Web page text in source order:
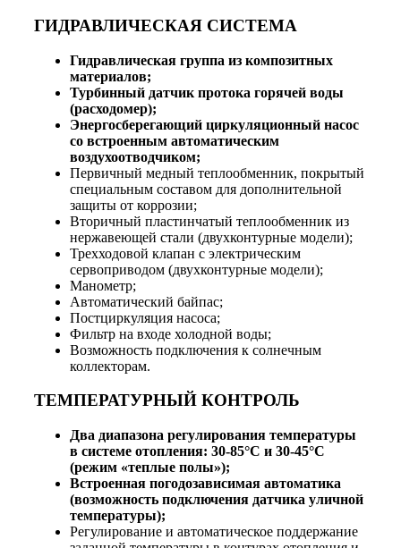
ГИДРАВЛИЧЕСКАЯ СИСТЕМА
Гидравлическая группа из композитных
материалов;
Турбинный датчик протока горячей воды
(расходомер);
Энергосберегающий циркуляционный насос
со встроенным автоматическим
воздухоотводчиком;
Первичный медный теплообменник, покрытый
специальным составом для дополнительной
защиты от коррозии;
Вторичный пластинчатый теплообменник из
нержавеющей стали (двухконтурные модели);
Трехходовой клапан с электрическим
сервоприводом (двухконтурные модели);
Манометр;
Автоматический байпас;
Постциркуляция насоса;
Фильтр на входе холодной воды;
Возможность подключения к солнечным
коллекторам.
ТЕМПЕРАТУРНЫЙ КОНТРОЛЬ
Два диапазона регулирования температуры
в системе отопления: 30-85°С и 30-45°С
(режим «теплые полы»);
Встроенная погодозависимая автоматика
(возможность подключения датчика уличной
температуры);
Регулирование и автоматическое поддержание